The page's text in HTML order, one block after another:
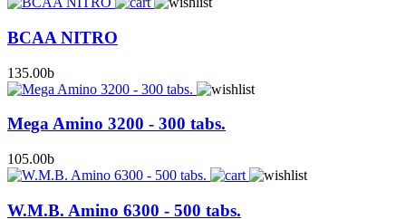
BCAA NITRO
135.00b
Mega Amino 3200 - 300 tabs.
105.00b
W.M.B. Amino 6300 - 500 tabs.